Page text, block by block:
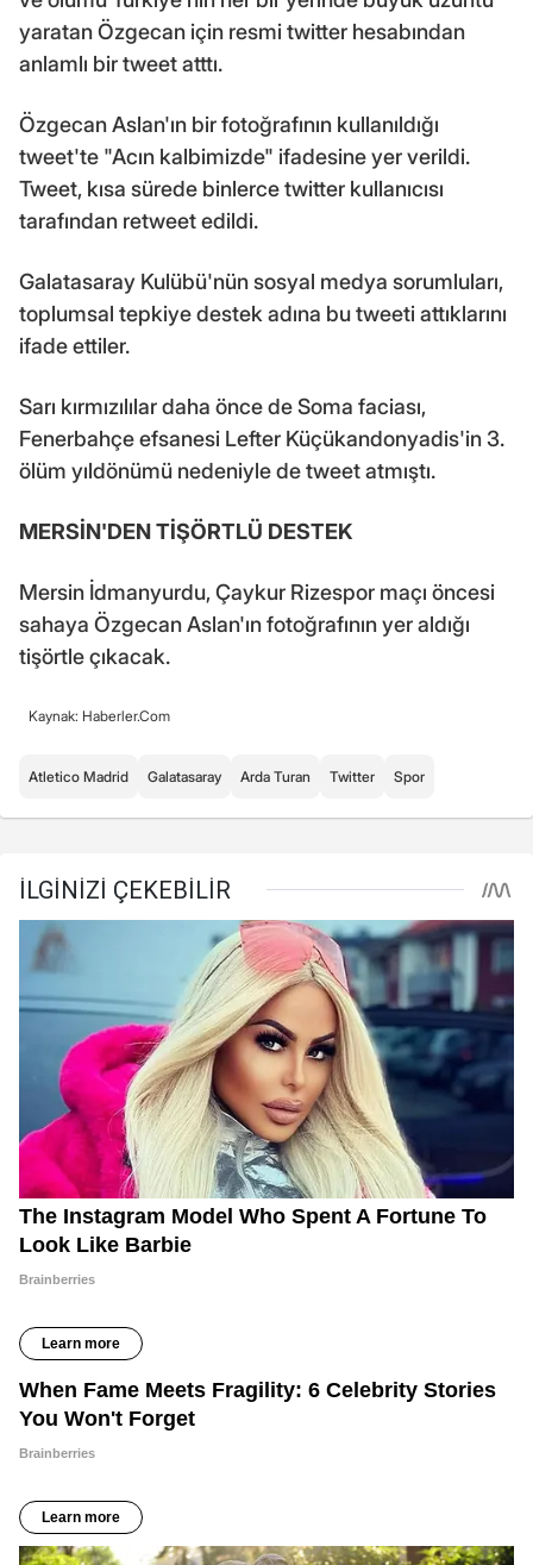
yaratan Özgecan için resmi twitter hesabından
anlamlı bir tweet atttı.
Özgecan Aslan'ın bir fotoğrafının kullanıldığı
tweet'te "Acın kalbimizde" ifadesine yer verildi.
Tweet, kısa sürede binlerce twitter kullanıcısı
tarafından retweet edildi.
Galatasaray Kulübü'nün sosyal medya sorumluları,
toplumsal tepkiye destek adına bu tweeti attıklarını
ifade ettiler.
Sarı kırmızılılar daha önce de Soma faciası,
Fenerbahçe efsanesi Lefter Küçükandonyadis'in 3.
ölüm yıldönümü nedeniyle de tweet atmıştı.
MERSİN'DEN TİŞÖRTLÜ DESTEK
Mersin İdmanyurdu, Çaykur Rizespor maçı öncesi
sahaya Özgecan Aslan'ın fotoğrafının yer aldığı
tişörtle çıkacak.
Kaynak: Haberler.Com
Atletico Madrid Galatasaray Arda Turan Twitter Spor